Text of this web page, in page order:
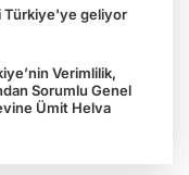
Türkiye'ye geliyor
Verimlilik,
Sorumlu Genel
Ümit Helva